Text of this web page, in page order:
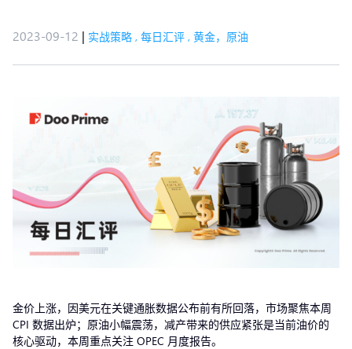
2023-09-12 | 实战策略 , 每日汇评 , 黄金，原油
金价上涨，因美元在关键通胀数据公布前有所回落，市场聚焦本周
CPI 数据出炉；原油小幅震荡，减产带来的供应紧张是当前油价的
核心驱动，本周重点关注 OPEC 月度报告。